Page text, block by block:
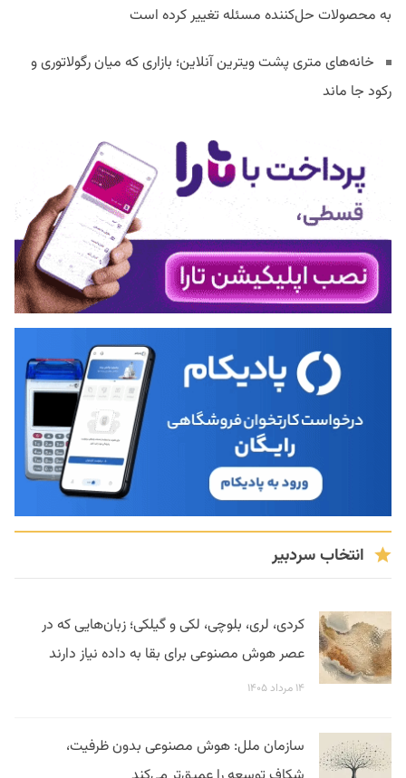
به محصولات حل‌کننده مسئله تغییر کرده است
خانه‌های متری پشت ویترین آنلاین؛ بازاری که میان رگولاتوری و
رکود جا ماند
انتخاب سردبیر
کردی، لری، بلوچی، لکی و گیلکی؛ زبان‌هایی که در
عصر هوش مصنوعی برای بقا به داده نیاز دارند
۱۴ مرداد ۱۴۰۵
سازمان ملل: هوش مصنوعی بدون ظرفیت،